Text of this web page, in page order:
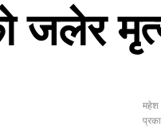
जलेर
महेश